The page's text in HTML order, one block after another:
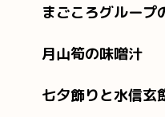
まごころグループ
月山筍の味噌汁
七夕飾りと水信玄